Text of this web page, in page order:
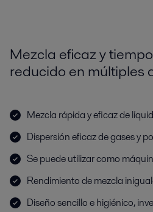
Mezcla eficaz y
reducido en múltiples
Mezcla rápida y eficaz de
Dispersión eficaz de gases y
Se puede utilizar como
Rendimiento de mezcla
Diseño sencillo e higiénico,